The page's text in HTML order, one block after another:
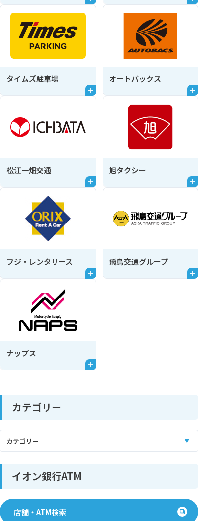
タイムズ駐車場 オートバックス
松江一畑交通 旭タクシー
フジ・レンタリース 飛鳥交通グループ
ナップス
カテゴリー
イオン銀行ATM
店舗・ATM検索